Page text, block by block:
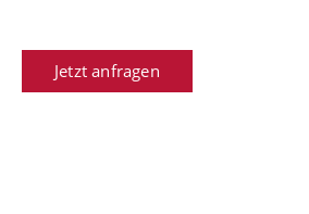
Jetzt anfragen